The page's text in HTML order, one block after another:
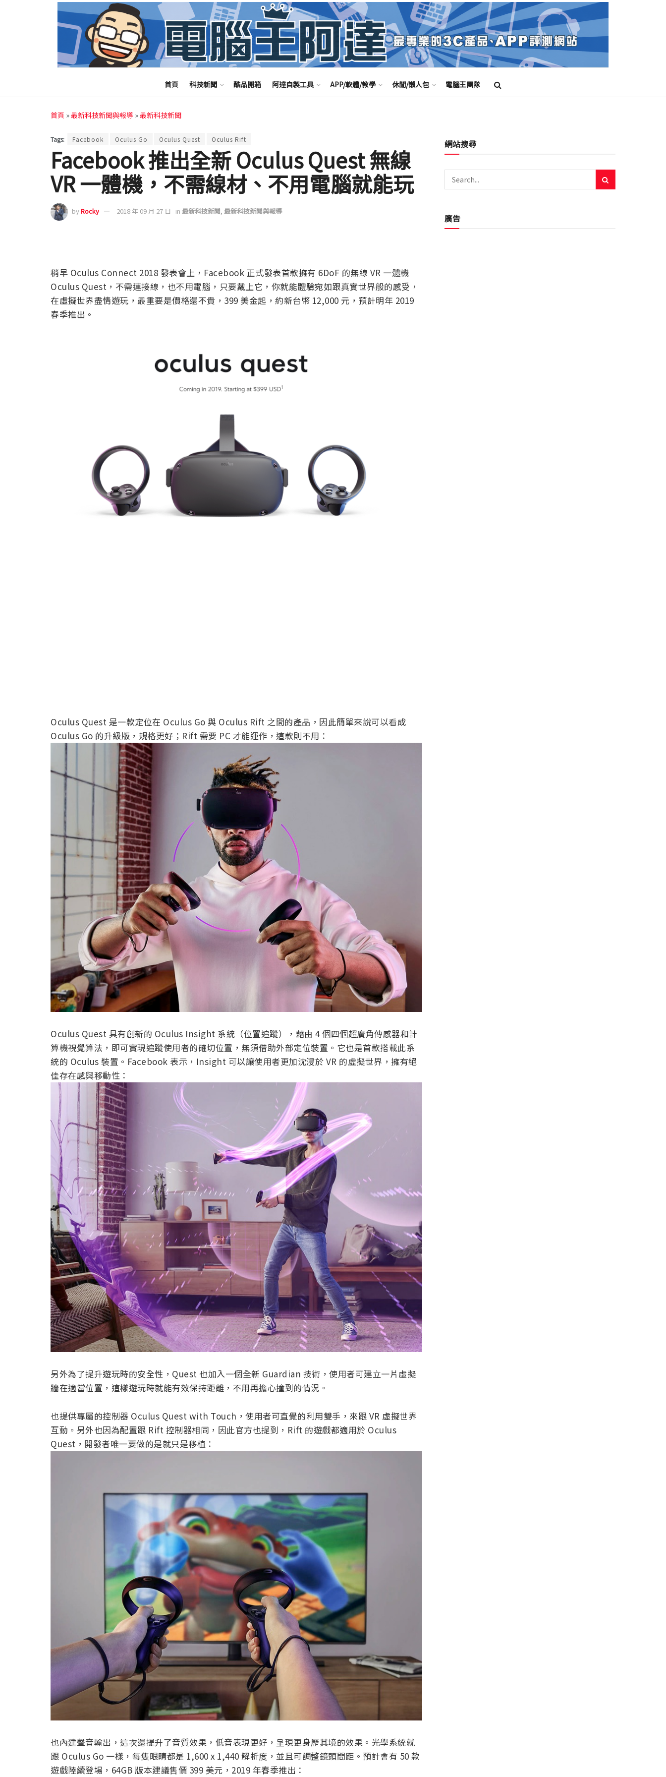
首頁 科技新聞 酷品開箱 阿達自製工具 APP/軟體/教學 休閒/懶人包 電腦王團隊
首頁 »最新科技新聞與報導 »最新科技新聞
Tags: Facebook Oculus Go Oculus Quest Oculus Rift
Facebook 推出全新 Oculus Quest 無線
VR 一體機，不需線材、不用電腦就能玩
byRocky 2018 年 09 月 27 日 in 最新科技新聞, 最新科技新聞與報導
稍早 Oculus Connect 2018 發表會上，Facebook 正式發表首款擁有 6DoF 的無線 VR 一體機
Oculus Quest，不需連接線，也不用電腦，只要戴上它，你就能體驗宛如跟真實世界般的感受，
在虛擬世界盡情遊玩，最重要是價格還不貴，399 美金起，約新台幣 12,000 元，預計明年 2019
春季推出。
Oculus Quest 是一款定位在 Oculus Go 與 Oculus Rift 之間的產品，因此簡單來說可以看成
Oculus Go 的升級版，規格更好；Rift 需要 PC 才能運作，這款則不用：
Oculus Quest 具有創新的 Oculus Insight 系統（位置追蹤），藉由 4 個四個超廣角傳感器和計
算機視覺算法，即可實現追蹤使用者的確切位置，無須借助外部定位裝置。它也是首款搭載此系
統的 Oculus 裝置。Facebook 表示，Insight 可以讓使用者更加沈浸於 VR 的虛擬世界，擁有絕
佳存在感與移動性：
另外為了提升遊玩時的安全性，Quest 也加入一個全新 Guardian 技術，使用者可建立一片虛擬
牆在適當位置，這樣遊玩時就能有效保持距離，不用再擔心撞到的情況。
也提供專屬的控制器 Oculus Quest with Touch，使用者可直覺的利用雙手，來跟 VR 虛擬世界
互動。另外也因為配置跟 Rift 控制器相同，因此官方也提到，Rift 的遊戲都適用於 Oculus
Quest，開發者唯一要做的是就只是移植：
也內建聲音輸出，這次還提升了音質效果，低音表現更好，呈現更身歷其境的效果。光學系統就
跟 Oculus Go 一樣，每隻眼睛都是 1,600 x 1,440 解析度，並且可調整鏡頭間距。預計會有 50 款
遊戲陸續登場，64GB 版本建議售價 399 美元，2019 年春季推出：
網站搜尋
廣告